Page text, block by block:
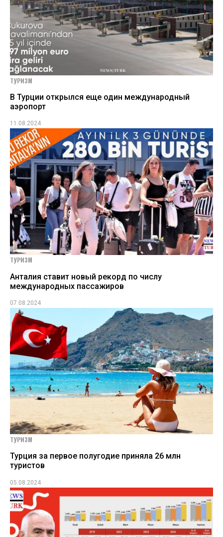
ТУРИЗМ
В Турции открылся еще один международный
аэропорт
11.08.2024
ТУРИЗМ
Анталия ставит новый рекорд по числу
международных пассажиров
07.08.2024
ТУРИЗМ
Турция за первое полугодие приняла 26 млн
туристов
05.08.2024